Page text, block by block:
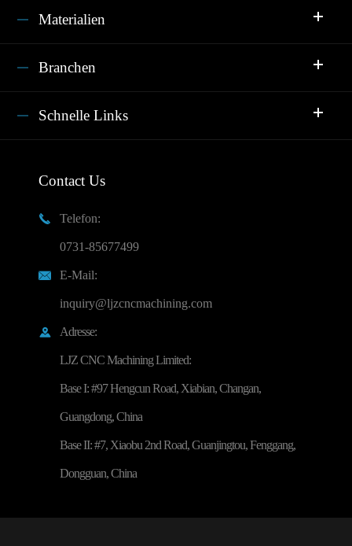
Materialien
Branchen
Schnelle Links
Contact Us

Telefon:
0731-85677499

E-Mail:
inquiry@ljzcncmachining.com

Adresse:
LJZ CNC Machining Limited:
Base I: #97 Hengcun Road, Xiabian, Changan,
Guangdong, China
Base II: #7, Xiaobu 2nd Road, Guanjingtou, Fenggang,
Dongguan, China